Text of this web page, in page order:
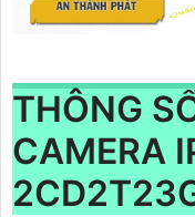
THÔNG
CAMERA